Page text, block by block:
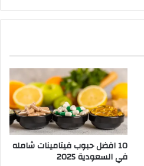
10 افضل حبوب فيتامينات شامله​
في السعودية 2025